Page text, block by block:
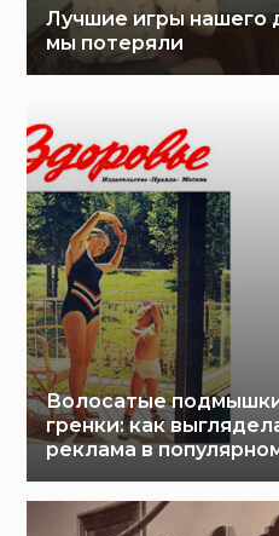
Лучшие игры нашего
мы потеряли
Волосатые
гренки: как
реклама в